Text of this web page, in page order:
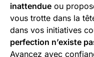
inattendue ou
vous trotte dans la
dans vos initiatives
perfection n’existe
Avancez avec